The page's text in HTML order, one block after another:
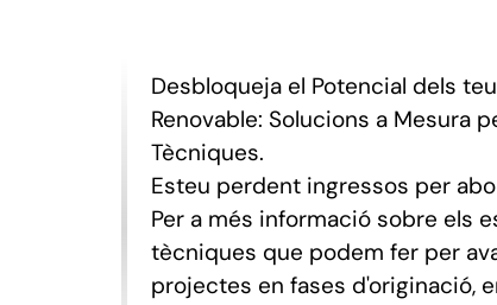
Desbloqueja el Potencial dels
Renovable: Solucions a Mesura
Tècniques.
Esteu perdent ingressos per
Per a més informació sobre els
tècniques que podem fer per
projectes en fases d'originació,